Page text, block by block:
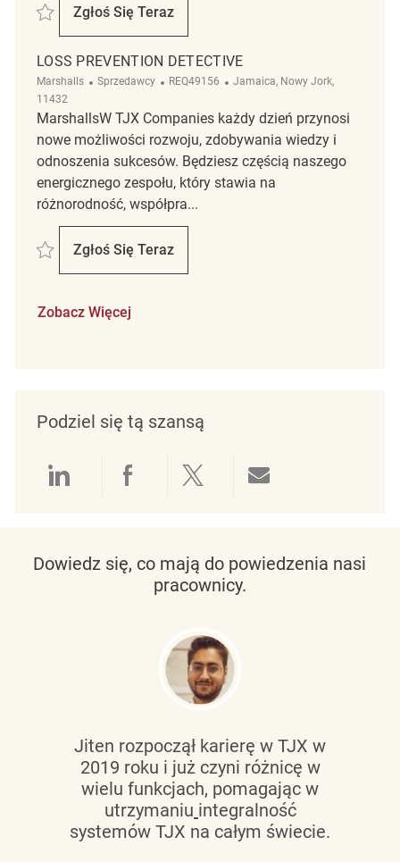
Zapisać Loss Prevention Detective REQ141011
Zgłoś Się Teraz
Loss Prevention Detective
LOSS PREVENTION DETECTIVE
Marshalls Kategoria
Sprzedawcy ReqId
REQ49156 Lokalizacja
Jamaica, Nowy Jork,
11432
MarshallsW TJX Companies każdy dzień przynosi
nowe możliwości rozwoju, zdobywania wiedzy i
odnoszenia sukcesów. Będziesz częścią naszego
energicznego zespołu, który stawia na
różnorodność, współpra...
Zapisać Loss Prevention Detective REQ49156
Zgłoś Się Teraz
Loss Prevention Detective
Zobacz Więcej
Podziel się tą szansą
Udostępnianie przez LinkedIn
Udostępnianie przez
Udostępnij przez
Dowiedz się, co mają do powiedzenia nasi
pracownicy.
Jiten rozpoczął karierę w TJX w
2019 roku i już czyni różnicę w
wielu funkcjach, pomagając w
utrzymaniu integralność
systemów TJX na całym świecie.